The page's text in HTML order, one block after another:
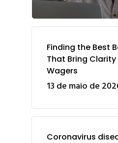
Finding the Best
That Bring
Wagers
13 de maio de
Coronavirus